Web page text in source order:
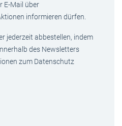
E-Mail über
informieren dürfen.
jederzeit abbestellen, indem
des Newsletters
zum Datenschutz